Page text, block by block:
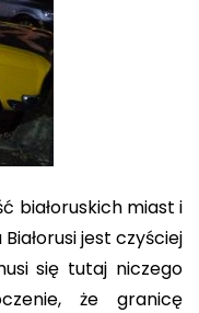
białoruskich miast i
jest czyściej
się tutaj niczego
że granicę